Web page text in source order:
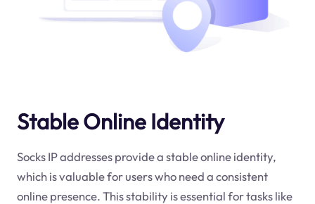
Stable Online Identity
Socks IP addresses provide a stable online identity,
which is valuable for users who need a consistent
online presence. This stability is essential for tasks like